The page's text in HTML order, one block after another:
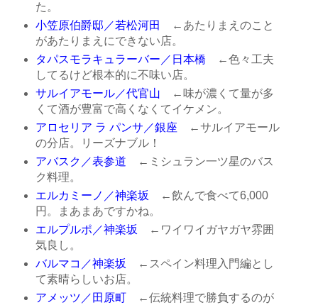
た。
小笠原伯爵邸／若松河田
←あたりまえのこと
があたりまえにできない店。
タパスモラキュラーバー／日本橋 ←色々工夫
してるけど根本的に不味い店。
サルイアモール／代官山 ←味が濃くて量が多
くて酒が豊富で高くなくてイケメン。
アロセリア ラ パンサ／銀座 ←サルイアモール
の分店。リーズナブル！
アバスク／表参道 ←ミシュラン一ツ星のバス
ク料理。
エルカミーノ／神楽坂 ←飲んで食べて6,000
円。まあまあですかね。
エルプルポ／神楽坂 ←ワイワイガヤガヤ雰囲
気良し。
バルマコ／神楽坂 ←スペイン料理入門編とし
て素晴らしいお店。
アメッツ／田原町←伝統料理で勝負するのが